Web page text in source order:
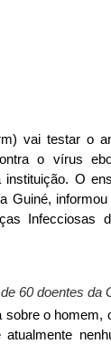
ensina
em móveis
ZCT traz
escolher o
marcas
vai testar o
o vírus
O
Guiné, informou
Infecciosas
60 doentes da
sobre o homem,